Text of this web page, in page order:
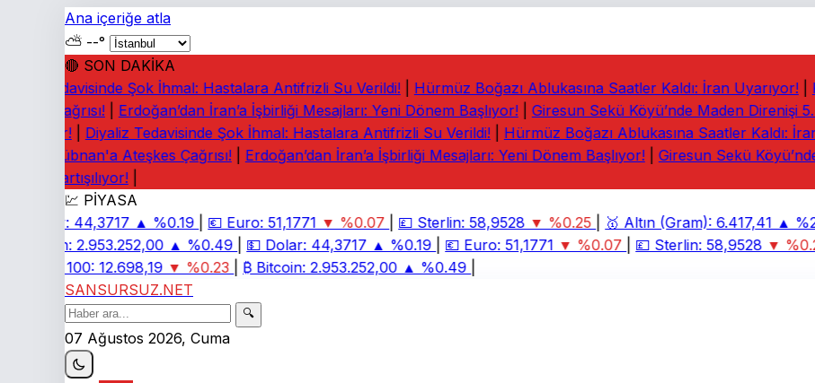
Ana içeriğe atla
⛅ --°
🔴 SON DAKİKA
Tedavisinde Şok İhmal: Hastalara Antifrizli Su Verildi! | Hürmüz Boğazı Ablukasına Saatler Kaldı: İran Uyarıyor! |
Çağrısı! | Erdoğan’dan İran’a İşbirliği Mesajları: Yeni Dönem Başlıyor! |
Giresun Sekü Köyü’nde Maden Direnişi 5.
| Diyaliz Tedavisinde Şok İhmal: Hastalara Antifrizli Su Verildi! | Hürmüz Boğazı Ablukasına Saatler Kaldı: İran
Lübnan'a Ateşkes Çağrısı! | Erdoğan’dan İran’a İşbirliği Mesajları: Yeni Dönem Başlıyor! |
Giresun Sekü
Tartışılıyor! |
💹 PİYASA
44,3717 ▲ %0.19 | 💶 Euro: 51,1771 ▼ %0.07 | 💷 Sterlin: 58,9528 ▼ %0.25 | 🥇 Altın (Gram): 6.417,41 ▲
2.953.252,00 ▲ %0.49 | 💵 Dolar: 44,3717 ▲ %0.19 | 💶 Euro: 51,1771 ▼ %0.07 | 💷 Sterlin: 58,9528 ▼
BIST 100: 12.698,19 ▼ %0.23 | Bitcoin: 2.953.252,00 ▲ %0.49 |
SANSURSUZ.NET
🔍
07 Ağustos 2026, Cuma